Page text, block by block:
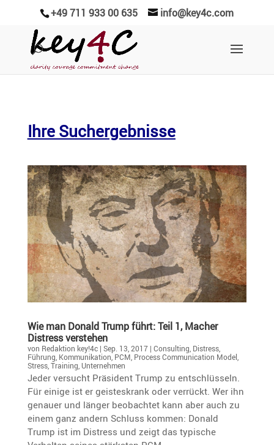
+49 711 933 00 635 info@key4c.com
Ihre Suchergebnisse
Wie man Donald Trump führt: Teil 1, Macher
Distress verstehen
von Redaktion key!4c| Sep. 13, 2017| Consulting Distress,
Führung Kommunikation PCM Process Communication Model
Stress, Training Unternehmen
Jeder versucht Präsi­dent Trump zu entschlüs­seln.
Für einige ist er geistes­krank oder verrückt. Wer ihn
genauer und länger beobachtet kann aber auch zu
einem ganz andern Schluss kommen: Donald
Trump ist im Distress und zeigt das typische